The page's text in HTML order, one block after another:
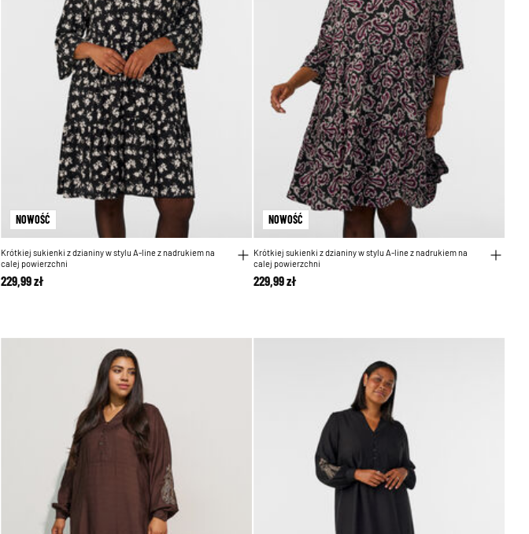
NOWOŚĆ
Krótkiej sukienki z dzianiny w stylu A-line z nadrukiem na
calej powierzchni
229,99 zł
NOWOŚĆ
Krótkiej sukienki z dzianiny w stylu A-line z nadrukiem na
calej powierzchni
229,99 zł